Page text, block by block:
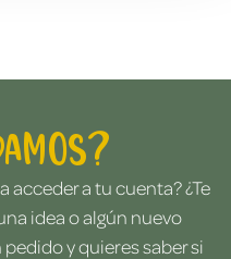
acceder a tu cuenta? ¿Te
idea o algún nuevo
y quieres saber si